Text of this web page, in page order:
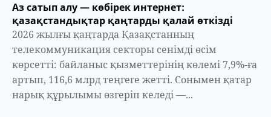
Аз сатып алу — көбірек интернет:
қазақстандықтар қаңтарды қалай өткізді
2026 жылғы қаңтарда Қазақстанның
телекоммуникация секторы сенімді өсім
көрсетті: байланыс қызметтерінің көлемі 7,9%-ға
артып, 116,6 млрд теңгеге жетті. Сонымен қатар
нарық құрылымы өзгеріп келеді —...